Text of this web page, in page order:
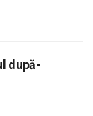
după-